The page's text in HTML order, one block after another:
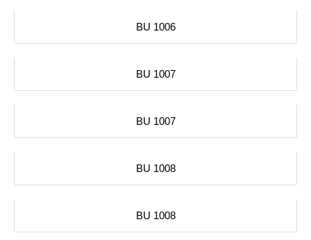
BU 1006
BU 1007
BU 1007
BU 1008
BU 1008